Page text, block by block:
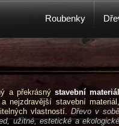
a překrásný stavební materiál
nejzdravější stavební materiál,
vlastností. Dřevo v sobě
užitné, estetické a ekologické
Roubenky